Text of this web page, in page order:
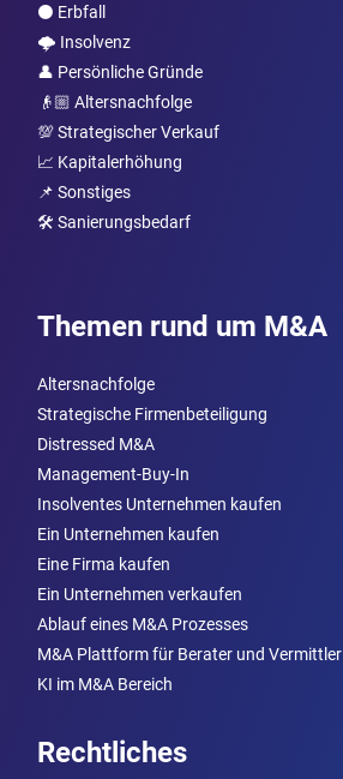
⚫️ Erbfall
🌩️ Insolvenz
👤 Persönliche Gründe
👴🏼 Altersnachfolge
💯 Strategischer Verkauf
📈 Kapitalerhöhung
📌 Sonstiges
🛠️ Sanierungsbedarf
Themen rund um M&A
Altersnachfolge
Strategische Firmenbeteiligung
Distressed M&A
Management-Buy-In
Insolventes Unternehmen kaufen
Ein Unternehmen kaufen
Eine Firma kaufen
Ein Unternehmen verkaufen
Ablauf eines M&A Prozesses
M&A Plattform für Berater und Vermittler
KI im M&A Bereich
Rechtliches